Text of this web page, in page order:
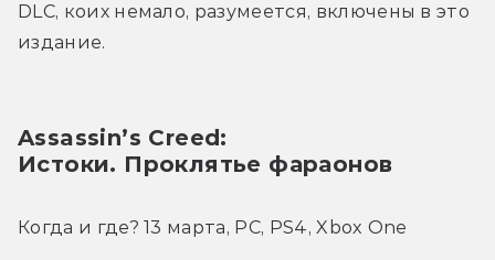
DLC, коих немало, разумеется, включены в это
издание.
Assassin’s Creed:
Истоки. Проклятье фараонов
Когда и где? 13 марта, PC, PS4, Xbox One